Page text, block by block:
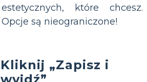
estetycznych, które chcesz.
Opcje są nieograniczone!
Kliknij „Zapisz i